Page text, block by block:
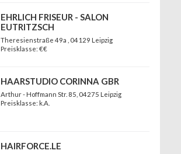
EHRLICH FRISEUR - SALON
EUTRITZSCH
Theresienstraße 49a
, 04129 Leipzig
Preisklasse: €€
HAARSTUDIO CORINNA GBR
Arthur - Hoffmann Str. 85 , 04275 Leipzig
Preisklasse: k.A.
HAIRFORCE.LE